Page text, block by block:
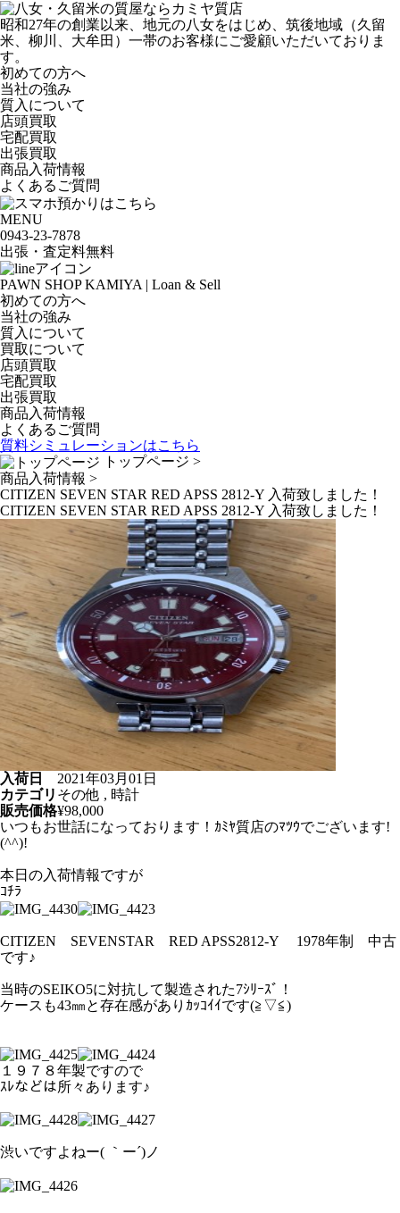
昭和27年の創業以来、地元の八女をはじめ、筑後地域（久留
米、柳川、大牟田）一帯のお客様にご愛顧いただいておりま
す。
初めての方へ
当社の強み
質入について
店頭買取
宅配買取
出張買取
商品入荷情報
よくあるご質問
MENU
0943-23-7878
出張・査定料無料
PAWN SHOP KAMIYA | Loan & Sell
初めての方へ
当社の強み
質入について
買取について
店頭買取
宅配買取
出張買取
商品入荷情報
よくあるご質問
質料シミュレーションはこちら
トップページ >
商品入荷情報 >
CITIZEN SEVEN STAR RED APSS 2812-Y 入荷致しました！
CITIZEN SEVEN STAR RED APSS 2812-Y 入荷致しました！
入荷日
2021年03月01日
カテゴリ その他 , 時計
販売価格¥98,000
いつもお世話になっております！ｶﾐﾔ質店のﾏﾂｳでございます!
(^^)!
本日の入荷情報ですが
ｺﾁﾗ
CITIZEN SEVENSTAR RED APSS2812-Y 1978年制 中古
です♪
当時のSEIKO5に対抗して製造された7ｼﾘｰｽﾞ！
ケースも43㎜と存在感がありｶｯｺｲｲです(≧▽≦)
１９７８年製ですので
ｽﾚなどは所々あります♪
渋いですよねー( ｀ー´)ノ